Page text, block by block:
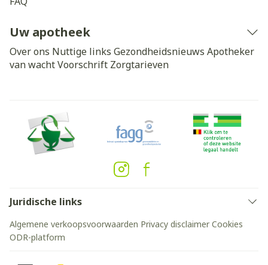
Uw apotheek
Over ons Nuttige links Gezondheidsnieuws Apotheker
van wachtVoorschrift Zorgtarieven
Juridische links
Algemene verkoopsvoorwaarden Privacy disclaimer Cookies
ODR-platform